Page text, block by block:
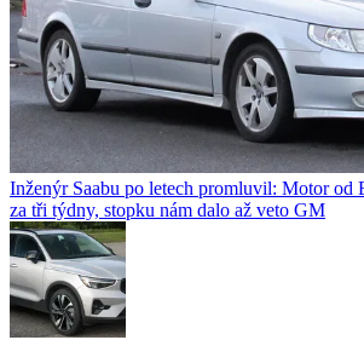
Inženýr Saabu po letech promluvil: Motor od
za tři týdny, stopku nám dalo až veto GM